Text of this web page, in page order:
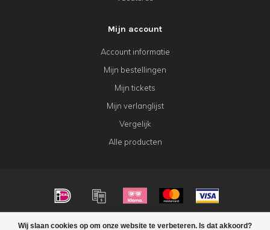
Wij slaan cookies op om onze website te verbeteren. Is dat akkoord?
Mijn account
Account informatie
Mijn bestellingen
Mijn tickets
Mijn verlanglijst
Vergelijk
Alle producten
© Copyright 2026 KeK Horeca